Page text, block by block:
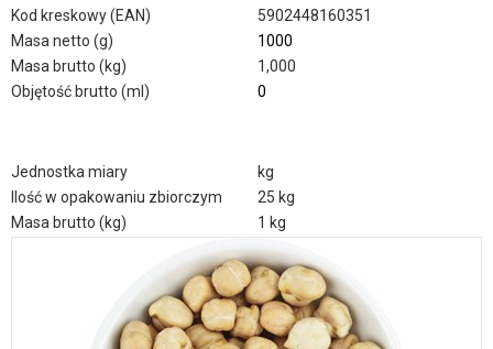
Kod kreskowy (EAN)
5902448160351
Masa netto (g)
1000
Masa brutto (kg)
1,000
Objętość brutto (ml)
0
Jednostka miary
kg
Ilość w opakowaniu zbiorczym
25 kg
Masa brutto (kg)
1 kg